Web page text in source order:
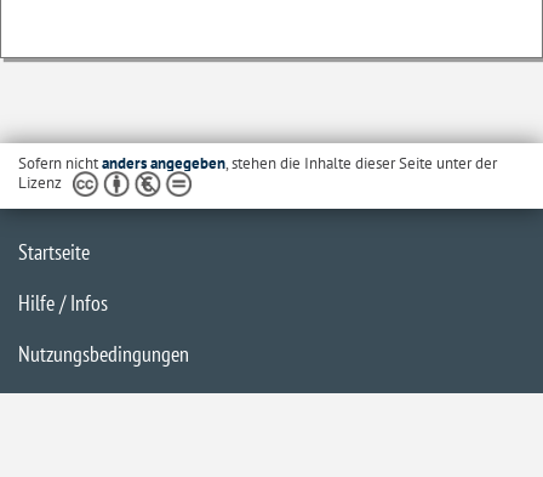
Sofern nichtanders angegeben, stehen die Inhalte dieser Seite unter der
Lizenz
Startseite
Hilfe / Infos
Nutzungsbedingungen